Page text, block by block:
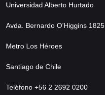
Universidad Alberto Hurtado
Avda. Bernardo O’Higgins 1825
Metro Los Héroes
Santiago de Chile
Teléfono +56 2 2692 0200